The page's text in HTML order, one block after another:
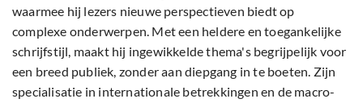
waarmee hij lezers nieuwe perspectieven biedt op
complexe onderwerpen. Met een heldere en toegankelijke
schrijfstijl, maakt hij ingewikkelde thema's begrijpelijk voor
een breed publiek, zonder aan diepgang in te boeten. Zijn
specialisatie in internationale betrekkingen en de macro-